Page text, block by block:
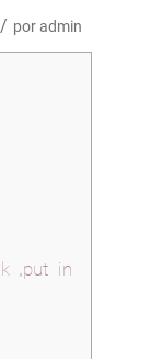
/ poradmin
„put in